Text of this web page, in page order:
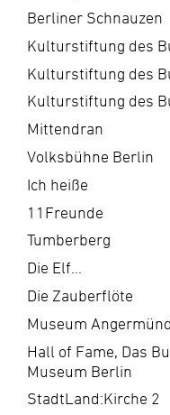
Berliner Schnauzen
Kulturstiftung des
Kulturstiftung des
Kulturstiftung des
Mittendran
Volksbühne Berlin
Ich heiße
11Freunde
Tumberberg
Die Elf...
Die Zauberflöte
Museum
Hall of Fame, Das
Museum Berlin
StadtLand:Kirche 2